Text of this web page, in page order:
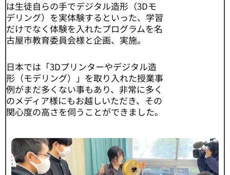
は生徒自らの手でデジタル造形（3Dモ
デリング）を実体験するといった、学習
だけでなく体験を入れたプログラムを名
古屋市教育委員会様と企画、実施。
日本では「3Dプリンターやデジタル造
形（モデリング）」を取り入れた授業事
例がまだ多くない事もあり、非常に多く
のメディア様にもお越しいただき、その
関心度の高さを伺うことができました。